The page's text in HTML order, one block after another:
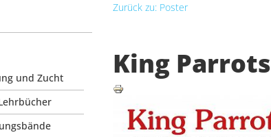
und Zucht
Zurück zu: Poster
King Parrots